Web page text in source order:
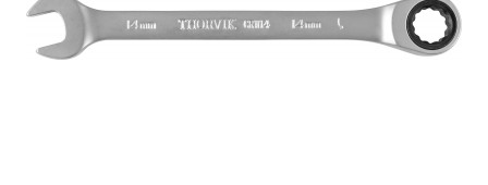
Уцененный товар
Забыли пароль?